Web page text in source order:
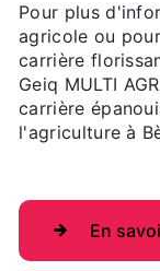
Pour plus
agricole ou
carrière
Geiq MULTI
carrière
l'agriculture à
En